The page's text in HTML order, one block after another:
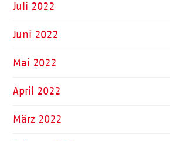
Juli 2022
Juni 2022
Mai 2022
April 2022
März 2022